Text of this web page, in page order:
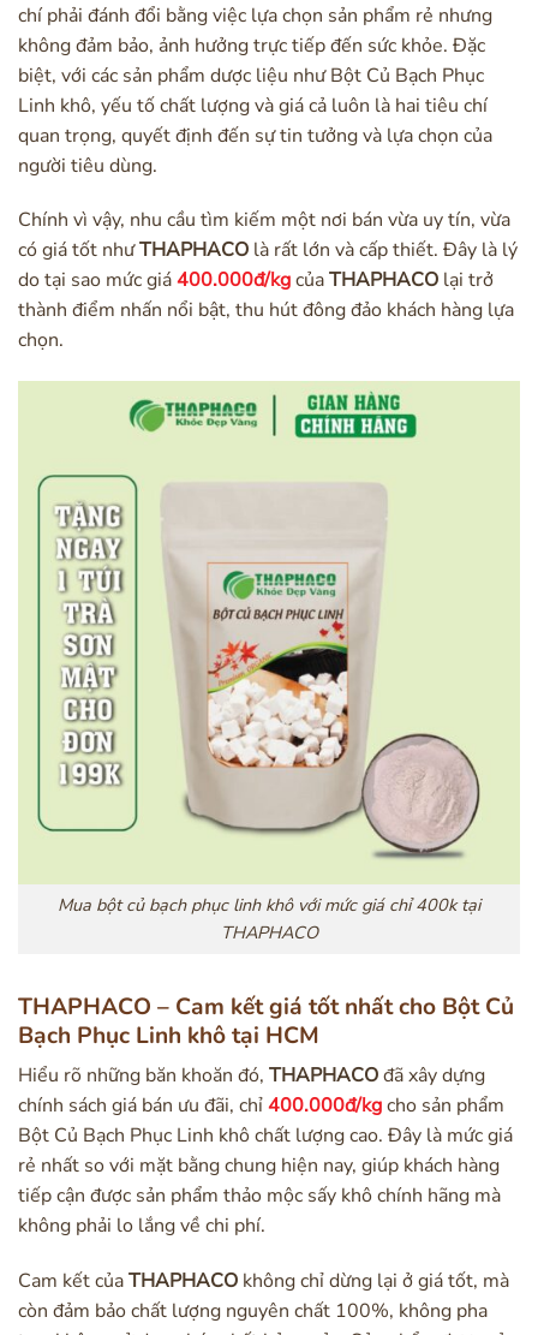
chí phải đánh đổi bằng việc lựa chọn sản phẩm rẻ nhưng
không đảm bảo, ảnh hưởng trực tiếp đến sức khỏe. Đặc
biệt, với các sản phẩm dược liệu như Bột Củ Bạch Phục
Linh khô, yếu tố chất lượng và giá cả luôn là hai tiêu chí
quan trọng, quyết định đến sự tin tưởng và lựa chọn của
người tiêu dùng.
Chính vì vậy, nhu cầu tìm kiếm một nơi bán vừa uy tín, vừa
có giá tốt nhưTHAPHACO là rất lớn và cấp thiết. Đây là lý
do tại sao mức giá400.000đ/kgcủaTHAPHACO lại trở
thành điểm nhấn nổi bật, thu hút đông đảo khách hàng lựa
chọn.
Mua bột củ bạch phục linh khô với mức giá chỉ 400k tại
THAPHACO
THAPHACO – Cam kết giá tốt nhất cho Bột Củ
Bạch Phục Linh khô tại HCM
Hiểu rõ những băn khoăn đó, THAPHACOđã xây dựng
chính sách giá bán ưu đãi, chỉ400.000đ/kgcho sản phẩm
Bột Củ Bạch Phục Linh khô chất lượng cao. Đây là mức giá
rẻ nhất so với mặt bằng chung hiện nay, giúp khách hàng
tiếp cận được sản phẩm thảo mộc sấy khô chính hãng mà
không phải lo lắng về chi phí.
Cam kết củaTHAPHACO không chỉ dừng lại ở giá tốt, mà
còn đảm bảo chất lượng nguyên chất 100%, không pha